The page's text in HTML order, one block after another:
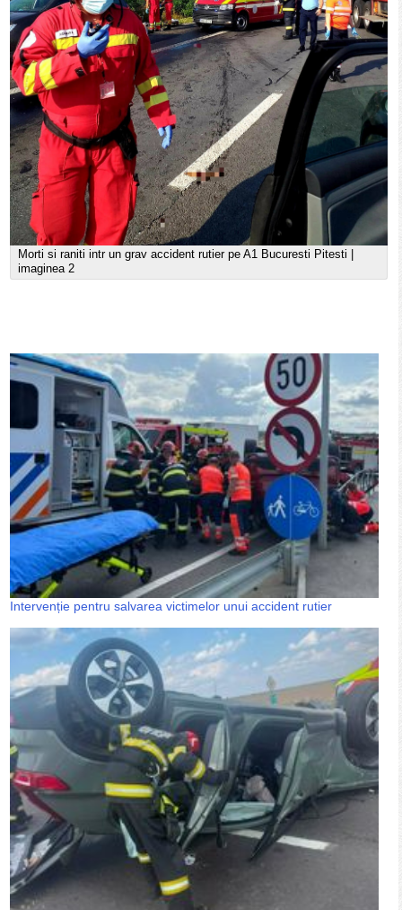
Morti si raniti intr un grav accident rutier pe A1 Bucuresti Pitesti |
imaginea 2
Intervenție pentru salvarea victimelor unui accident rutier